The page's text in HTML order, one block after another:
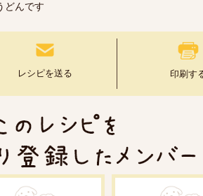
どんです
レシピを送る 印刷す